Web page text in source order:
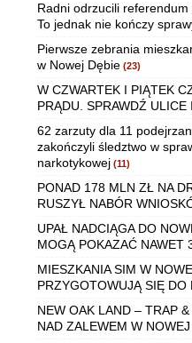
Radni odrzucili
To jednak nie kończy
Pierwsze zebrania
w Nowej Dębie (23)
W CZWARTEK I PIĄTEK
PRĄDU. SPRAWDŹ
62 zarzuty dla 11
zakończyli śledztwo w
narkotykowej (11)
PONAD 178 MLN ZŁ NA
RUSZYŁ NABÓR
UPAŁ NADCIĄGA DO
MOGĄ POKAZAĆ NAWET
MIESZKANIA SIM W
PRZYGOTOWUJĄ SIĘ DO
NEW OAK LAND – TRAP
NAD ZALEWEM W